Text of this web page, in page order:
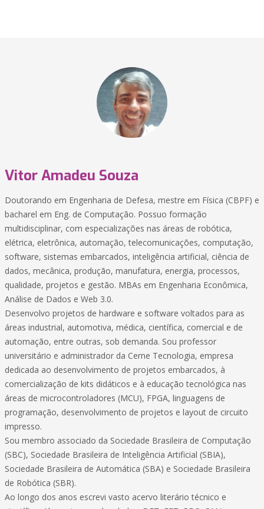
Vitor Amadeu Souza
Doutorando em Engenharia de Defesa, mestre em Física (CBPF) e
bacharel em Eng. de Computação. Possuo formação
multidisciplinar, com especializações nas áreas de robótica,
elétrica, eletrônica, automação, telecomunicações, computação,
software, sistemas embarcados, inteligência artificial, ciência de
dados, mecânica, produção, manufatura, energia, processos,
qualidade, projetos e gestão. MBAs em Engenharia Econômica,
Análise de Dados e Web 3.0.
Desenvolvo projetos de hardware e software voltados para as
áreas industrial, automotiva, médica, científica, comercial e de
automação, entre outras, sob demanda. Sou professor
universitário e administrador da Cerne Tecnologia, empresa
dedicada ao desenvolvimento de projetos embarcados, à
comercialização de kits didáticos e à educação tecnológica nas
áreas de microcontroladores (MCU), FPGA, linguagens de
programação, desenvolvimento de projetos e layout de circuito
impresso.
Sou membro associado da Sociedade Brasileira de Computação
(SBC), Sociedade Brasileira de Inteligência Artificial (SBIA),
Sociedade Brasileira de Automática (SBA) e Sociedade Brasileira
de Robótica (SBR).
Ao longo dos anos escrevi vasto acervo literário técnico e